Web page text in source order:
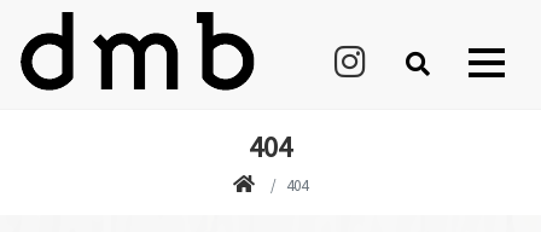
404
404